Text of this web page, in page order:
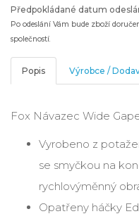
Předpokládané datum
Po odeslání Vám bude zboží
společností.
Popis Výrobce /
Fox Návazec Wide
Vyrobeno z
se smyčkou na
rychlovýměnný
Opatřeny háčky